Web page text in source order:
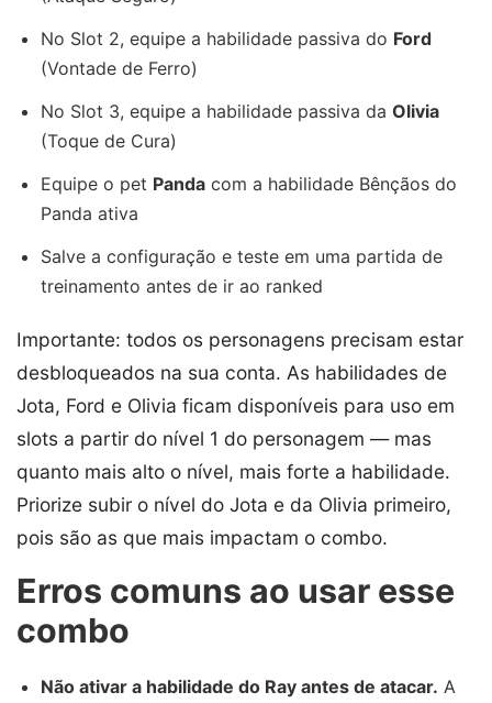
No Slot 2, equipe a habilidade passiva do Ford
(Vontade de Ferro)
No Slot 3, equipe a habilidade passiva da Olivia
(Toque de Cura)
Equipe o pet Panda com a habilidade Bênçãos do
Panda ativa
Salve a configuração e teste em uma partida de
treinamento antes de ir ao ranked
Importante: todos os personagens precisam estar
desbloqueados na sua conta. As habilidades de
Jota, Ford e Olivia ficam disponíveis para uso em
slots a partir do nível 1 do personagem — mas
quanto mais alto o nível, mais forte a habilidade.
Priorize subir o nível do Jota e da Olivia primeiro,
pois são as que mais impactam o combo.
Erros comuns ao usar esse
combo
Não ativar a habilidade do Ray antes de atacar. A